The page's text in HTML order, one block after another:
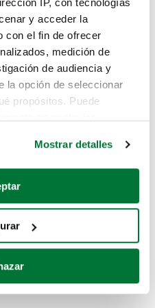
IP, con tecnologías
y acceder la
con el fin de ofrecer
medición de
de audiencia y
la opción de seleccionar
propósitos. Puede
su ubicación geográfica
activamente
específicas (huellas
cómo se procesan sus
Mostrar detalles
como
aquí.
que estás
enlaces: